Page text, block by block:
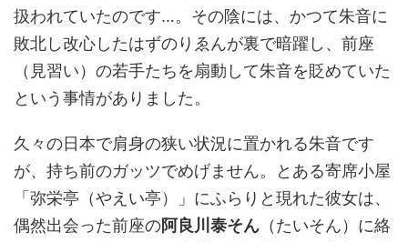
扱われていたのです…。その陰には、かつて朱音に
敗北し改心したはずのりゑんが裏で暗躍し、前座
（見習い）の若手たちを扇動して朱音を貶めていた
という事情がありました。
久々の日本で肩身の狭い状況に置かれる朱音です
が、持ち前のガッツでめげません。とある寄席小屋
「弥栄亭（やえい亭）」にふらりと現れた彼女は、
偶然出会った前座の阿良川泰そん （たいそん）に絡